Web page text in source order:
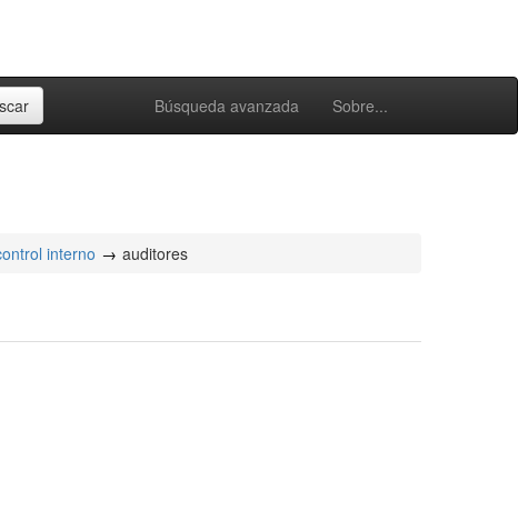
Búsqueda avanzada Sobre...
interno auditores